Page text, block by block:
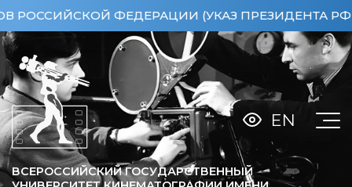
ФЕДЕРАЦИИ (УКАЗ ПРЕЗИДЕНТА РФ ОТ
ВСЕРОССИЙСКИЙ ГОСУДАРСТВЕННЫЙ
EN